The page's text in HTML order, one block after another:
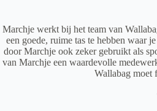
Marchje werkt bij het team van
een goede, ruime tas te hebben waar
door Marchje ook zeker gebruikt als
van Marchje een waardevolle
Wallabag moet